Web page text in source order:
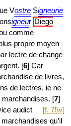
Vostre Signeurie
igneur Diego
comme
propre moyen
lectre de change
[6] Car
de livres,
de lectres, ie ne
marchandises. [7]
[f. 75v]
audict
qu’il